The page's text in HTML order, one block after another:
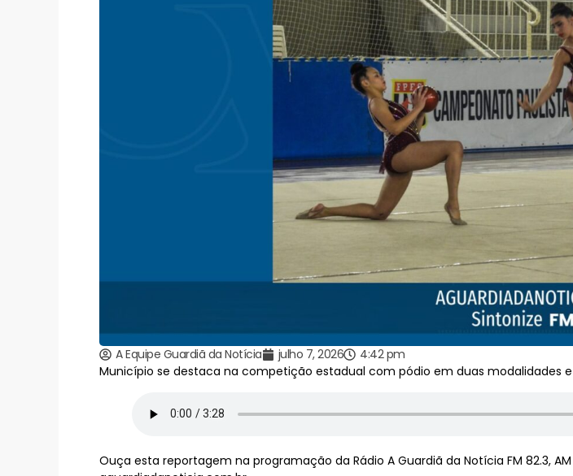
A Equipe Guardiã da Notícia julho 7, 2026
4:42 pm
Município se destaca na competição estadual com pódio em duas modalidades
Ouça esta reportagem na programação da Rádio A Guardiã da Notícia FM 82.3,